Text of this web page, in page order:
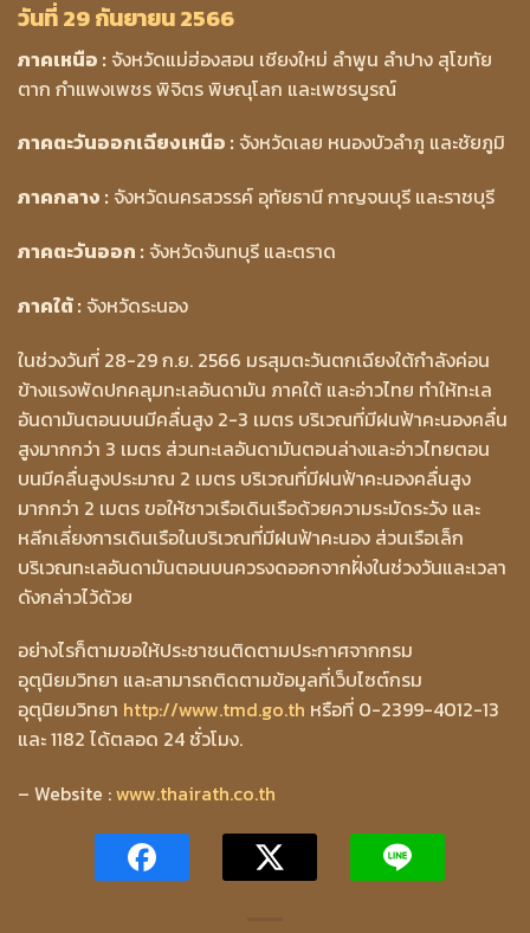
วันที่ 29 กันยายน 2566
ภาคเหนือ : จังหวัดแม่ฮ่องสอน เชียงใหม่ ลำพูน ลำปาง สุโขทัย
ตาก กำแพงเพชร พิจิตร พิษณุโลก และเพชรบูรณ์
ภาคตะวันออกเฉียงเหนือ : จังหวัดเลย หนองบัวลำภู และชัยภูมิ
ภาคกลาง : จังหวัดนครสวรรค์ อุทัยธานี กาญจนบุรี และราชบุรี
ภาคตะวันออก : จังหวัดจันทบุรี และตราด
ภาคใต้ : จังหวัดระนอง
ในช่วงวันที่ 28-29 ก.ย. 2566 มรสุมตะวันตกเฉียงใต้กำลังค่อน
ข้างแรงพัดปกคลุมทะเลอันดามัน ภาคใต้ และอ่าวไทย ทำให้ทะเล
อันดามันตอนบนมีคลื่นสูง 2-3 เมตร บริเวณที่มีฝนฟ้าคะนองคลื่น
สูงมากกว่า 3 เมตร ส่วนทะเลอันดามันตอนล่างและอ่าวไทยตอน
บนมีคลื่นสูงประมาณ 2 เมตร บริเวณที่มีฝนฟ้าคะนองคลื่นสูง
มากกว่า 2 เมตร ขอให้ชาวเรือเดินเรือด้วยความระมัดระวัง และ
หลีกเลี่ยงการเดินเรือในบริเวณที่มีฝนฟ้าคะนอง ส่วนเรือเล็ก
บริเวณทะเลอันดามันตอนบนควรงดออกจากฝั่งในช่วงวันและเวลา
ดังกล่าวไว้ด้วย
อย่างไรก็ตามขอให้ประชาชนติดตามประกาศจากกรม
อุตุนิยมวิทยา และสามารถติดตามข้อมูลที่เว็บไซต์กรม
อุตุนิยมวิทยา http://www.tmd.go.th หรือที่ 0-2399-4012-13
และ 1182 ได้ตลอด 24 ชั่วโมง.
– Website :www.thairath.co.th